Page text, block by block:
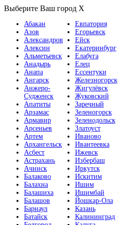
Выберите Ваш город X
Абакан
Азов
Александров
Алексин
Альметьевск
Анадырь
Анапа
Ангарск
Анжеро-
Судженск
Апатиты
Арзамас
Армавир
Арсеньев
Артем
Архангельск
Асбест
Астрахань
Ачинск
Балаково
Балахна
Балашиха
Балашов
Барнаул
Батайск
Евпатория
Егорьевск
Ейск
Екатеринбург
Елабуга
Елец
Ессентуки
Железногорск
Жигулёвск
Жуковский
Заречный
Зеленогорск
Зеленодольск
Златоуст
Иваново
Ивантеевка
Ижевск
Избербаш
Иркутск
Искитим
Ишим
Ишимбай
Йошкар-Ола
Казань
Калининград